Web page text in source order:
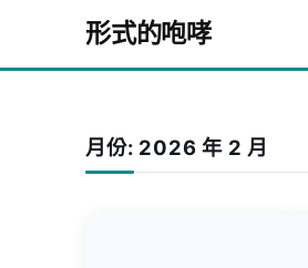
形式的咆哮
月份: 2026 年 2 月